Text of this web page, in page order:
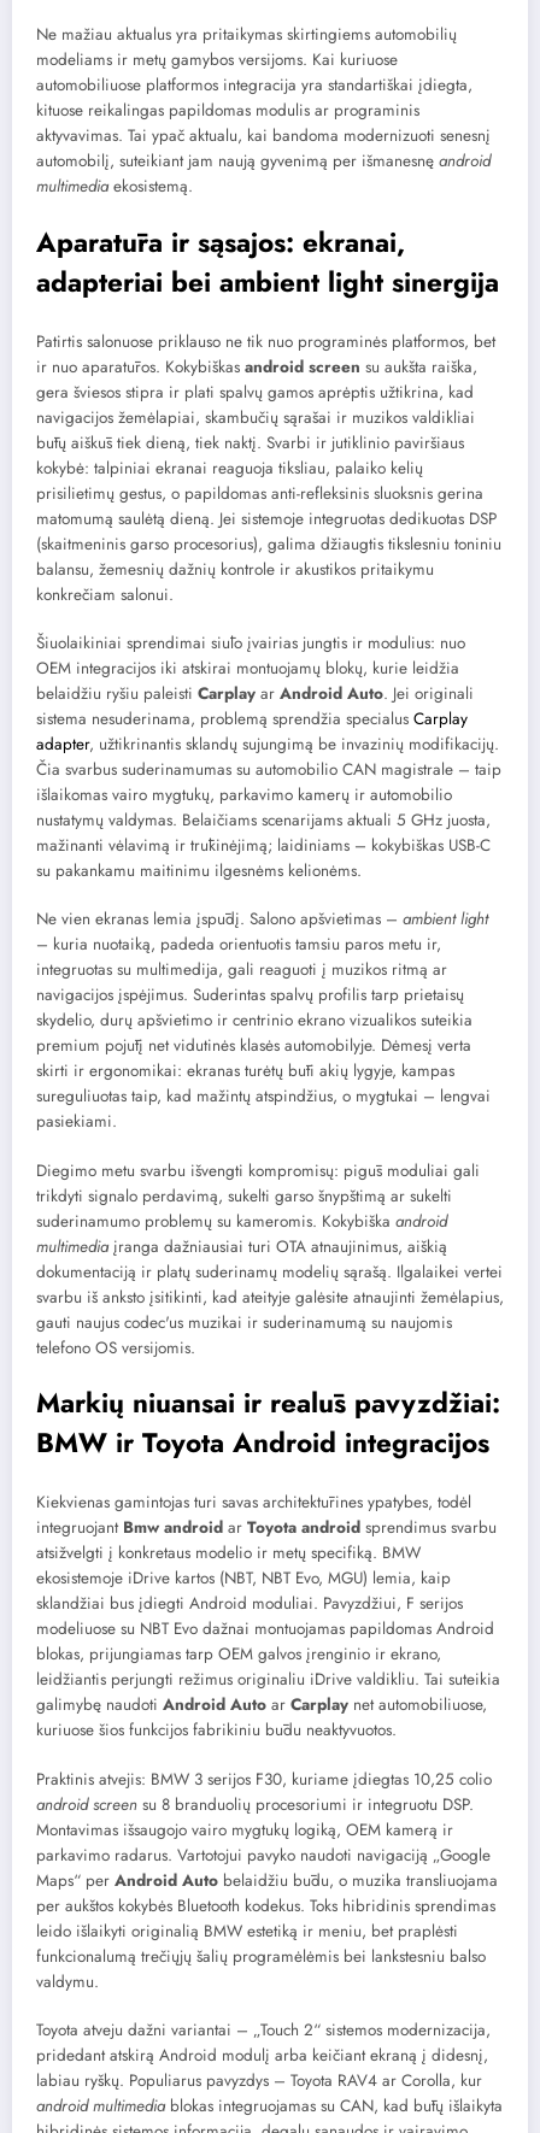
Ne mažiau aktualus yra pritaikymas skirtingiems automobilių
modeliams ir metų gamybos versijoms. Kai kuriuose
automobiliuose platformos integracija yra standartiškai įdiegta,
kituose reikalingas papildomas modulis ar programinis
aktyvavimas. Tai ypač aktualu, kai bandoma modernizuoti senesnį
automobilį, suteikiant jam naują gyvenimą per išmanesnę android
multimediaekosistemą.
Aparatūra ir sąsajos: ekranai,
adapteriai bei ambient light sinergija
Patirtis salonuose priklauso ne tik nuo programinės platformos, bet
ir nuo aparatūros. Kokybiškas android screen su aukšta raiška,
gera šviesos stipra ir plati spalvų gamos aprėptis užtikrina, kad
navigacijos žemėlapiai, skambučių sąrašai ir muzikos valdikliai
būtų aiškūs tiek dieną, tiek naktį. Svarbi ir jutiklinio paviršiaus
kokybė: talpiniai ekranai reaguoja tiksliau, palaiko kelių
prisilietimų gestus, o papildomas anti-refleksinis sluoksnis gerina
matomumą saulėtą dieną. Jei sistemoje integruotas dedikuotas DSP
(skaitmeninis garso procesorius), galima džiaugtis tikslesniu toniniu
balansu, žemesnių dažnių kontrole ir akustikos pritaikymu
konkrečiam salonui.
Šiuolaikiniai sprendimai siūlo įvairias jungtis ir modulius: nuo
OEM integracijos iki atskirai montuojamų blokų, kurie leidžia
belaidžiu ryšiu paleisti Carplay ar Android Auto. Jei originali
sistema nesuderinama, problemą sprendžia specialus Carplay
adapter, užtikrinantis sklandų sujungimą be invazinių modifikacijų.
Čia svarbus suderinamumas su automobilio CAN magistrale – taip
išlaikomas vairo mygtukų, parkavimo kamerų ir automobilio
nustatymų valdymas. Belaičiams scenarijams aktuali 5 GHz juosta,
mažinanti vėlavimą ir trūkinėjimą; laidiniams – kokybiškas USB-C
su pakankamu maitinimu ilgesnėms kelionėms.
Ne vien ekranas lemia įspūdį. Salono apšvietimas – ambient light
– kuria nuotaiką, padeda orientuotis tamsiu paros metu ir,
integruotas su multimedija, gali reaguoti į muzikos ritmą ar
navigacijos įspėjimus. Suderintas spalvų profilis tarp prietaisų
skydelio, durų apšvietimo ir centrinio ekrano vizualikos suteikia
premium pojūtį net vidutinės klasės automobilyje. Dėmesį verta
skirti ir ergonomikai: ekranas turėtų būti akių lygyje, kampas
sureguliuotas taip, kad mažintų atspindžius, o mygtukai – lengvai
pasiekiami.
Diegimo metu svarbu išvengti kompromisų: pigūs moduliai gali
trikdyti signalo perdavimą, sukelti garso šnypštimą ar sukelti
suderinamumo problemų su kameromis. Kokybiška android
multimediaįranga dažniausiai turi OTA atnaujinimus, aiškią
dokumentaciją ir platų suderinamų modelių sąrašą. Ilgalaikei vertei
svarbu iš anksto įsitikinti, kad ateityje galėsite atnaujinti žemėlapius,
gauti naujus codec'us muzikai ir suderinamumą su naujomis
telefono OS versijomis.
Markių niuansai ir realūs pavyzdžiai:
BMW ir Toyota Android integracijos
Kiekvienas gamintojas turi savas architektūrines ypatybes, todėl
integruojant Bmw android ar Toyota android sprendimus svarbu
atsižvelgti į konkretaus modelio ir metų specifiką. BMW
ekosistemoje iDrive kartos (NBT, NBT Evo, MGU) lemia, kaip
sklandžiai bus įdiegti Android moduliai. Pavyzdžiui, F serijos
modeliuose su NBT Evo dažnai montuojamas papildomas Android
blokas, prijungiamas tarp OEM galvos įrenginio ir ekrano,
leidžiantis perjungti režimus originaliu iDrive valdikliu. Tai suteikia
galimybę naudoti Android Auto ar Carplay net automobiliuose,
kuriuose šios funkcijos fabrikiniu būdu neaktyvuotos.
Praktinis atvejis: BMW 3 serijos F30, kuriame įdiegtas 10,25 colio
android screen su 8 branduolių procesoriumi ir integruotu DSP.
Montavimas išsaugojo vairo mygtukų logiką, OEM kamerą ir
parkavimo radarus. Vartotojui pavyko naudoti navigaciją „Google
Maps“ per Android Auto belaidžiu būdu, o muzika transliuojama
per aukštos kokybės Bluetooth kodekus. Toks hibridinis sprendimas
leido išlaikyti originalią BMW estetiką ir meniu, bet praplėsti
funkcionalumą trečiųjų šalių programėlėmis bei lankstesniu balso
valdymu.
Toyota atveju dažni variantai – „Touch 2“ sistemos modernizacija,
pridedant atskirą Android modulį arba keičiant ekraną į didesnį,
labiau ryškų. Populiarus pavyzdys – Toyota RAV4 ar Corolla, kur
android multimediablokas integruojamas su CAN, kad būtų išlaikyta